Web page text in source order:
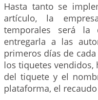
Hasta tanto se
artículo, la
temporales será la
entregarla a las
primeros días de
los tiquetes
del tiquete y el
plataforma, el